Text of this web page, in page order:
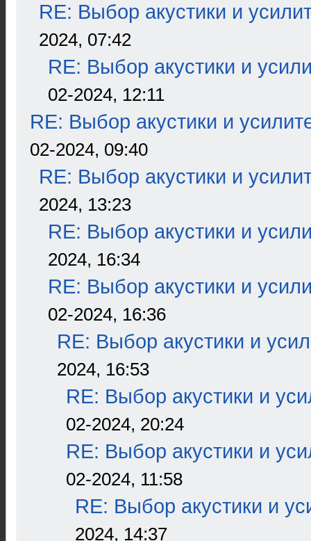
RE: Выбор акустики и
2024, 07:42
RE: Выбор акустики и
02-2024, 12:11
RE: Выбор акустики и
02-2024, 09:40
RE: Выбор акустики и
2024, 13:23
RE: Выбор акустики и
2024, 16:34
RE: Выбор акустики и
02-2024, 16:36
RE: Выбор акустики и
2024, 16:53
RE: Выбор акустики и
02-2024, 20:24
RE: Выбор акустики и
02-2024, 11:58
RE: Выбор акустики и
2024, 14:37